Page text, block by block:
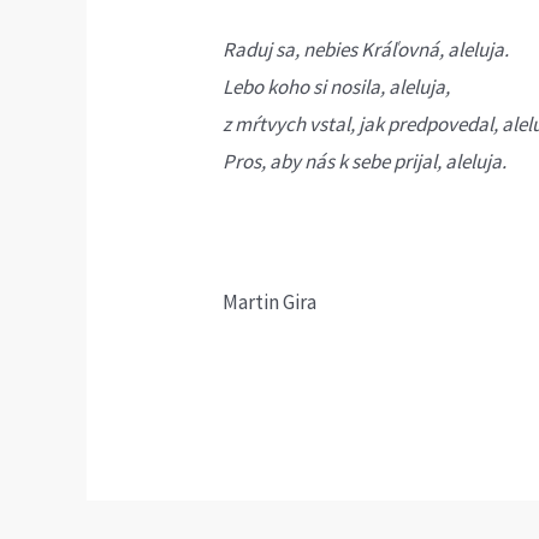
Raduj sa, nebies Kráľovná, aleluja.
Lebo koho si nosila, aleluja,
z mŕtvych vstal, jak predpovedal,
Pros, aby nás k sebe prijal, aleluja.
Martin Gira